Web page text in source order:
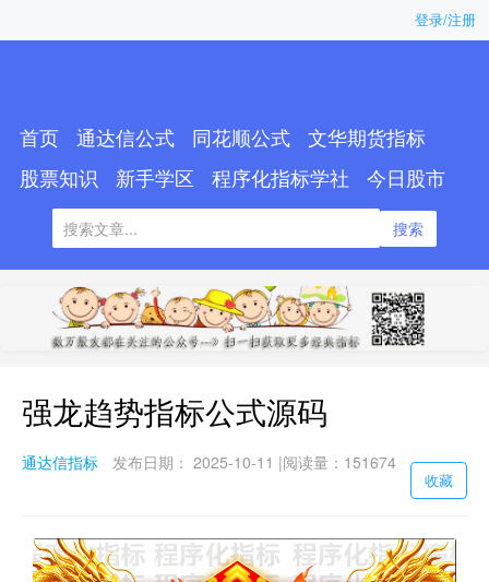
登录/注册
首页 通达信公式 同花顺公式
文华期货指标
股票知识
新手学区 程序化指标学社 今日股市
搜索
强龙趋势指标公式源码
通达信指标 发布日期： 2025-10-11 |阅读量：151674
收藏